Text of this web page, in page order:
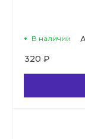
В наличии
320 ₽